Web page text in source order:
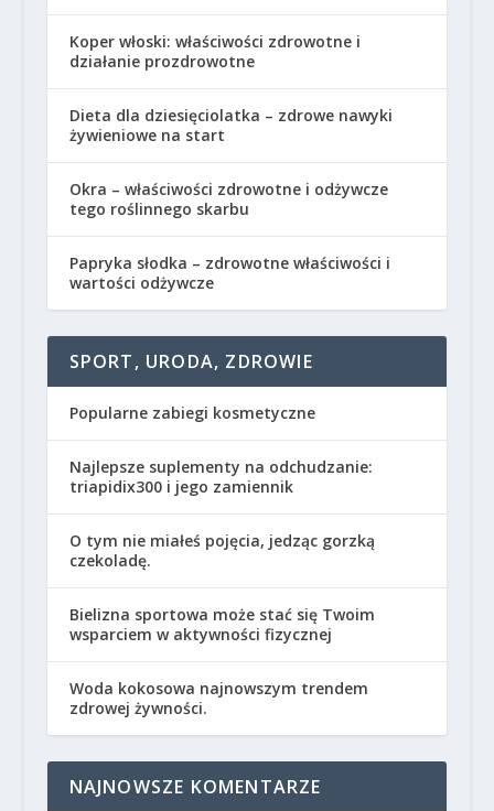
Koper włoski: właściwości zdrowotne i
działanie prozdrowotne
Dieta dla dziesięciolatka – zdrowe nawyki
żywieniowe na start
Okra – właściwości zdrowotne i odżywcze
tego roślinnego skarbu
Papryka słodka – zdrowotne właściwości i
wartości odżywcze
SPORT, URODA, ZDROWIE
Popularne zabiegi kosmetyczne
Najlepsze suplementy na odchudzanie:
triapidix300 i jego zamiennik
O tym nie miałeś pojęcia, jedząc gorzką
czekoladę.
Bielizna sportowa może stać się Twoim
wsparciem w aktywności fizycznej
Woda kokosowa najnowszym trendem
zdrowej żywności.
NAJNOWSZE KOMENTARZE